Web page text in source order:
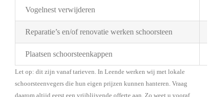
Vogelnest verwijderen
Reparatie’s en/of renovatie werken schoorsteen
Plaatsen schoorsteenkappen
Let op: dit zijn vanaf tarieven. In Leende werken wij met lokale
schoorsteenvegers die hun eigen prijzen kunnen hanteren. Vraag
daarom altijd eerst een vrijblijvende offerte aan. Zo weet u vooraf